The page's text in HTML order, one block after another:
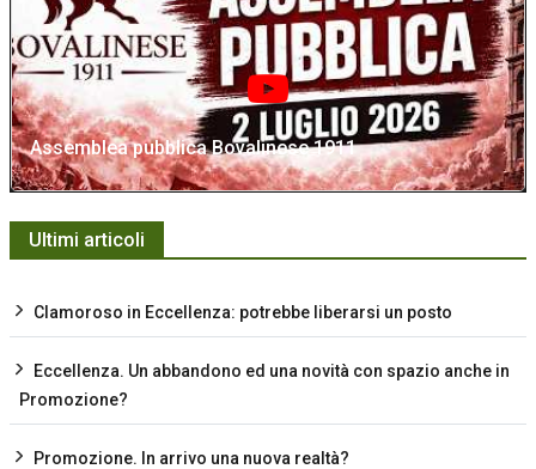
Assemblea pubblica Bovalinese 1911
Ultimi articoli
Clamoroso in Eccellenza: potrebbe liberarsi un posto
Eccellenza. Un abbandono ed una novità con spazio anche in
Promozione?
Promozione. In arrivo una nuova realtà?